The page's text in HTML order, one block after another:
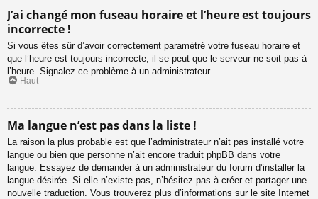
J’ai changé mon fuseau horaire et l’heure est toujours
incorrecte !
Si vous êtes sûr d’avoir correctement paramétré votre fuseau horaire et
que l’heure est toujours incorrecte, il se peut que le serveur ne soit pas à
l’heure. Signalez ce problème à un administrateur.
Haut
Ma langue n’est pas dans la liste !
La raison la plus probable est que l’administrateur n’ait pas installé votre
langue ou bien que personne n’ait encore traduit phpBB dans votre
langue. Essayez de demander à un administrateur du forum d’installer la
langue désirée. Si elle n’existe pas, n’hésitez pas à créer et partager une
nouvelle traduction. Vous trouverez plus d’informations sur le site Internet